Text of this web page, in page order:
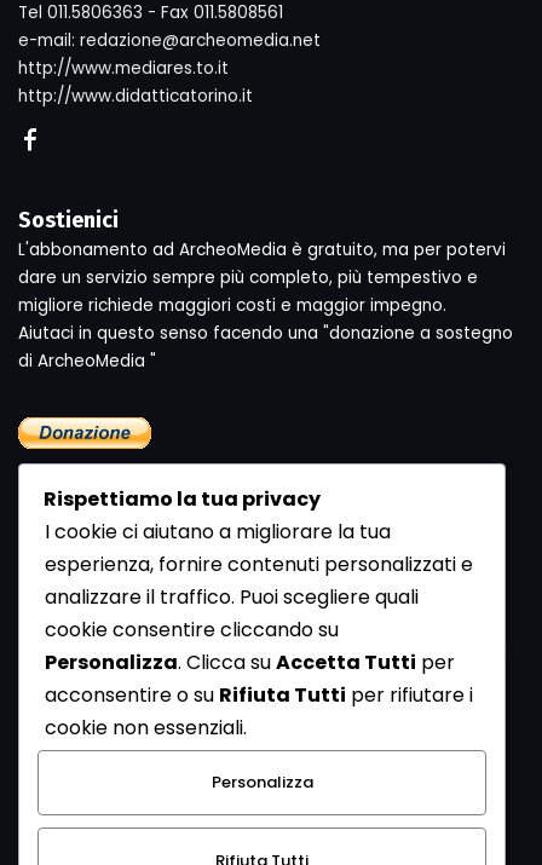
Tel 011.5806363 - Fax 011.5808561
e-mail: redazione@archeomedia.net
http://www.mediares.to.it
http://www.didatticatorino.it
Sostienici
L'abbonamento ad ArcheoMedia è gratuito, ma per potervi
dare un servizio sempre più completo, più tempestivo e
migliore richiede maggiori costi e maggior impegno.
Aiutaci in questo senso facendo una "donazione a sostegno
di ArcheoMedia "
Newsletter
Se vuoi ricevere la Rivista gratuita di archeologia realizzata
dalla Redazione di ArcheoMedia iscriviti alla nostra
Newsletter [Clicca Qui]
Con l'invio del messaggio l'utente dichiara di aver letto
l’informativa sulla privacy e di acconsentire al trattamento
dei propri dati personali.
Rispettiamo la tua privacy
I cookie ci aiutano a migliorare la tua
esperienza, fornire contenuti personalizzati e
analizzare il traffico. Puoi scegliere quali
cookie consentire cliccando su
Personalizza. Clicca suAccetta Tutti per
acconsentire o su Rifiuta Tutti per rifiutare i
cookie non essenziali.
Personalizza